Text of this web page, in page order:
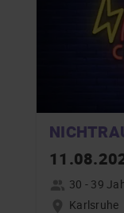
30 - 39
Karlsruhe